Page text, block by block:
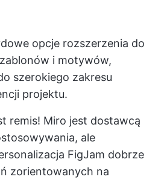
opcje rozszerzenia do
i motywów,
szerokiego zakresu
projektu.
remis! Miro jest dostawcą
ale
FigJam dobrze
zorientowanych na